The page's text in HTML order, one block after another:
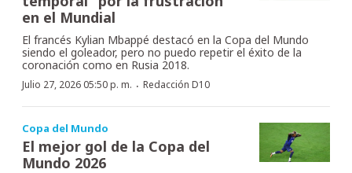
en el Mundial
El francés Kylian Mbappé destacó en la Copa del Mundo
siendo el goleador, pero no puedo repetir el éxito de la
coronación como en Rusia 2018.
Julio 27, 2026 05:50 p. m. · Redacción D10
Copa del Mundo
El mejor gol de la Copa del
Mundo 2026